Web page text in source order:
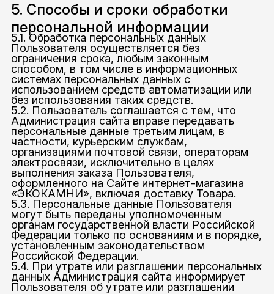
5. Способы и сроки обработки
персональной информации
5.1. Обработка персональных данных
Пользователя осуществляется без
ограничения срока, любым законным
способом, в том числе в информационных
системах персональных данных с
использованием средств автоматизации или
без использования таких средств.
5.2. Пользователь соглашается с тем, что
Администрация сайта вправе передавать
персональные данные третьим лицам, в
частности, курьерским службам,
организациями почтовой связи, операторам
электросвязи, исключительно в целях
выполнения заказа Пользователя,
оформленного на Сайте интернет-магазина
«ЭКОКАМНИ», включая доставку Товара.
5.3. Персональные данные Пользователя
могут быть переданы уполномоченным
органам государственной власти Российской
Федерации только по основаниям и в порядке,
установленным законодательством
Российской Федерации.
5.4. При утрате или разглашении персональных
данных Администрация сайта информирует
Пользователя об утрате или разглашении